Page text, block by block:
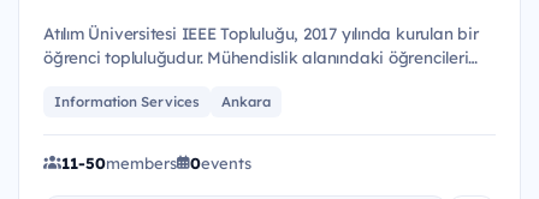
Atılım Üniversitesi IEEE Topluluğu, 2017 yılında kurulan bir
öğrenci topluluğudur. Mühendislik alanındaki öğrencileri
Information Services Ankara
11-50members 0events